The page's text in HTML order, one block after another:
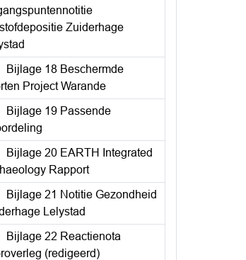
Zuiderhage
Bijlage 18 Beschermde
Project Warande
Bijlage 19 Passende
Bijlage 20 EARTH Integrated
Rapport
Bijlage 21 Notitie Gezondheid
Lelystad
Bijlage 22 Reactienota
(redigeerd)